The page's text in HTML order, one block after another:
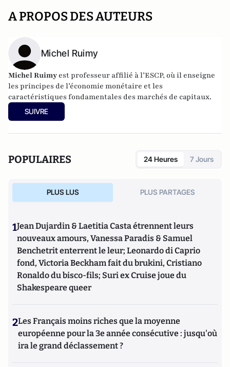
A PROPOS DES AUTEURS
Michel Ruimy
Michel Ruimy est professeur affilié à l’ESCP, où il enseigne
les principes de l’économie monétaire et les
caractéristiques fondamentales des marchés de capitaux.
SUIVRE
POPULAIRES 24 Heures 7 Jours
PLUS LUS PLUS PARTAGES
1Jean Dujardin & Laetitia Casta étrennent leurs
nouveaux amours, Vanessa Paradis & Samuel
Benchetrit enterrent le leur; Leonardo di Caprio
fond, Victoria Beckham fait du brukini, Cristiano
Ronaldo du bisco-fils; Suri ex Cruise joue du
Shakespeare queer
2Les Français moins riches que la moyenne
européenne pour la 3e année consécutive : jusqu'où
ira le grand déclassement ?